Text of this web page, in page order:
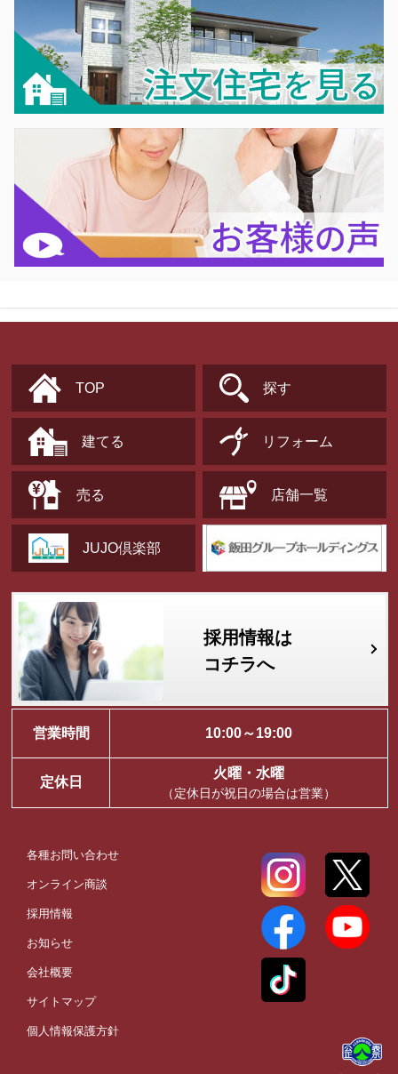
TOP 探す
建てる リフォーム
売る 店舗一覧
JUJO倶楽部
採用情報は
コチラへ
営業時間 10:00～19:00
定休日
火曜・水曜
（定休日が祝日の場合は営業）
各種お問い合わせ
オンライン商談
採用情報
お知らせ
会社概要
サイトマップ
個人情報保護方針